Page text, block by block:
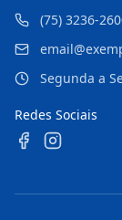
(75) 3236-
Segunda a
Redes Sociais